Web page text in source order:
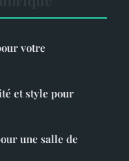
votre
et style pour
une salle de